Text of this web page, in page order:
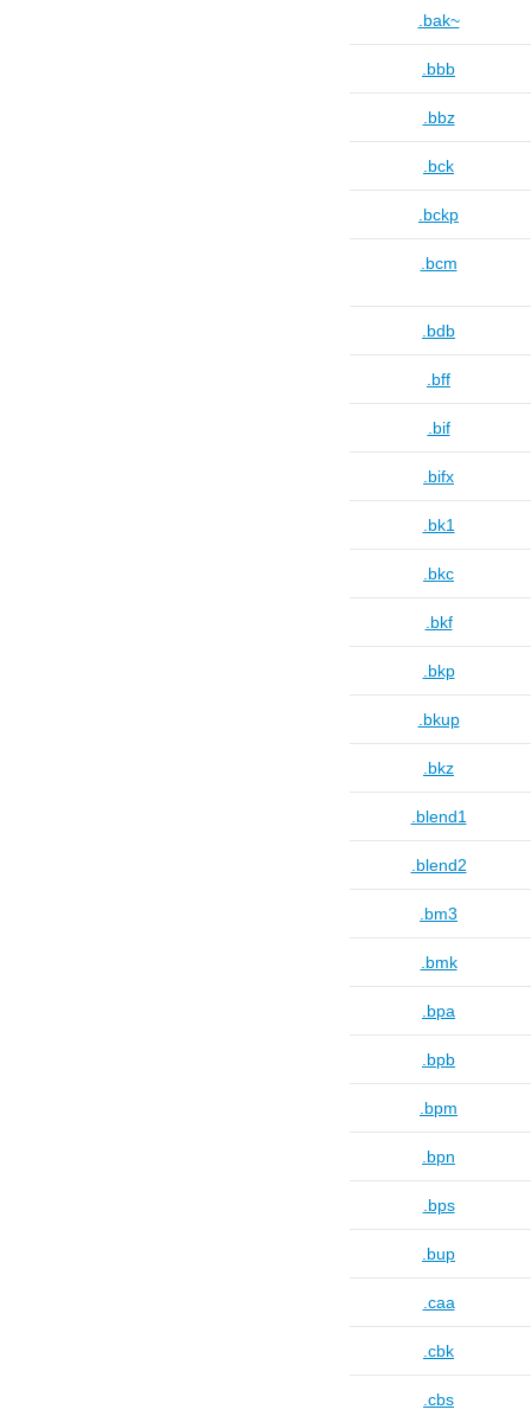
.bak~
.bbb
.bbz
.bck
.bckp
.bcm
.bdb
.bff
.bif
.bifx
.bk1
.bkc
.bkf
.bkp
.bkup
.bkz
.blend1
.blend2
.bm3
.bmk
.bpa
.bpb
.bpm
.bpn
.bps
.bup
.caa
.cbk
.cbs